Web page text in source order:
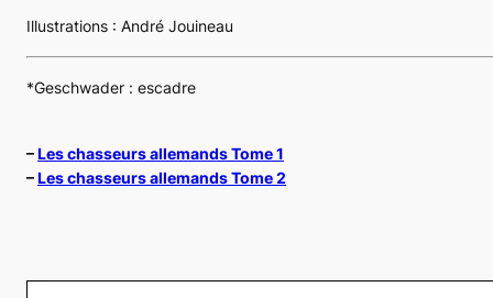
Illustrations : André Jouineau
*Geschwader : escadre
–Les chasseurs allemands Tome 1
–Les chasseurs allemands Tome 2